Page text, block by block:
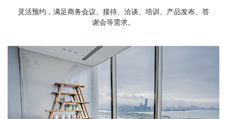
灵活预约，满足商务会议、接待、洽谈、培训、产品发布、答
谢会等需求。